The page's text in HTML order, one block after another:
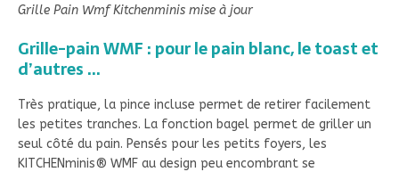
Grille Pain Wmf Kitchenminis mise à jour
Grille-pain WMF : pour le pain blanc, le toast et
d’autres ...
Très pratique, la pince incluse permet de retirer facilement
les petites tranches. La fonction bagel permet de griller un
seul côté du pain. Pensés pour les petits foyers, les
KITCHENminis® WMF au design peu encombrant se